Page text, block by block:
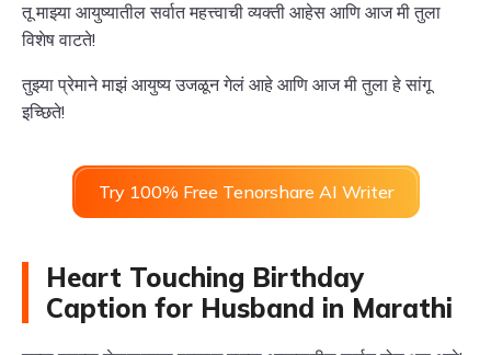
तू माझ्या आयुष्यातील सर्वात महत्त्वाची व्यक्ती आहेस आणि आज मी तुला
विशेष वाटते!
तुझ्या प्रेमाने माझं आयुष्य उजळून गेलं आहे आणि आज मी तुला हे सांगू
इच्छिते!
Try 100% Free Tenorshare AI Writer
Heart Touching Birthday
Caption for Husband in Marathi